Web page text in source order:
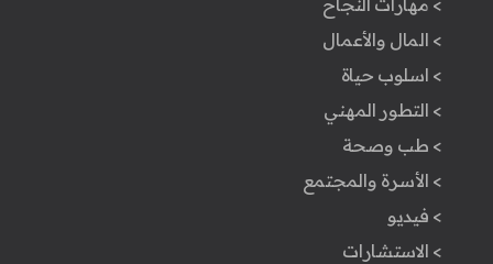
> مهارات النجاح
> المال والأعمال
> اسلوب حياة
> التطور المهني
> طب وصحة
> الأسرة والمجتمع
> فيديو
> الاستشارات